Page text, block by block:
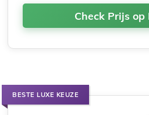
Check Prijs op
BESTE LUXE KEUZE